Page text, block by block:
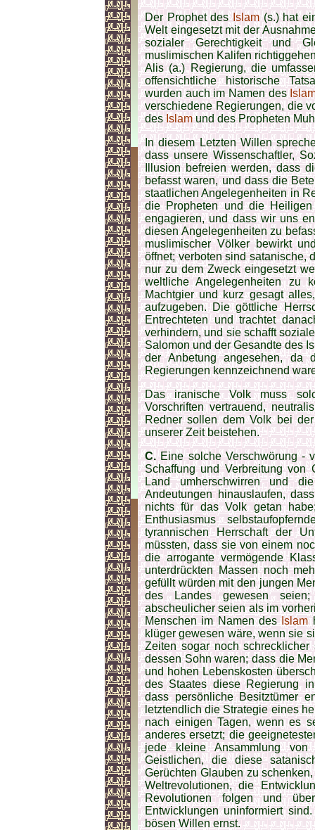
Der Prophet desIslam(s.) hat
Welt eingesetzt mit der
sozialer Gerechtigkeit und
muslimischen Kalifen
Alis (a.) Regierung, die
offensichtliche historische
wurden auch im Namen des
verschiedene Regierungen, die
desIslamund des Propheten
In diesem Letzten Willen
dass unsere Wissenschaftler,
Illusion befreien werden, dass
befasst waren, und dass die
staatlichen Angelegenheiten in
die Propheten und die
engagieren, und dass wir uns
diesen Angelegenheiten zu
muslimischer Völker bewirkt
öffnet; verboten sind satanische,
nur zu dem Zweck eingesetzt
weltliche Angelegenheiten zu
Machtgier und kurz gesagt
aufzugeben. Die göttliche
Entrechteten und trachtet
verhindern, und sie schafft
Salomon und der Gesandte des
der Anbetung angesehen, da
Regierungen kennzeichnend
Das iranische Volk muss
Vorschriften vertrauend,
Redner sollen dem Volk bei
unserer Zeit beistehen.
C.Eine solche Verschwörung -
Schaffung und Verbreitung von
Land umherschwirren und
Andeutungen hinauslaufen,
nichts für das Volk getan
Enthusiasmus
tyrannischen Herrschaft der
müssten, dass sie von einem
die arrogante vermögende
unterdrückten Massen noch
gefüllt würden mit den jungen
des Landes gewesen
abscheulicher seien als im
Menschen im Namen desIslam
klüger gewesen wäre, wenn sie
Zeiten sogar noch
dessen Sohn waren; dass die
und hohen Lebenskosten
des Staates diese Regierung
dass persönliche Besitztümer
letztendlich die Strategie eines
nach einigen Tagen, wenn es
anderes ersetzt; die
jede kleine Ansammlung
Geistlichen, die diese
Gerüchten Glauben zu
Weltrevolutionen, die
Revolutionen folgen und
Entwicklungen uninformiert
bösen Willen ernst.